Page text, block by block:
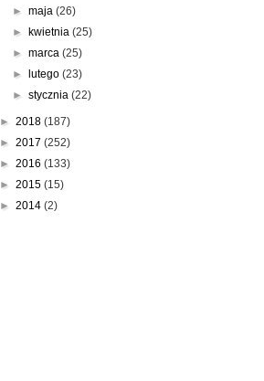
►maja(26)
► kwietnia(25)
►marca(25)
►
lutego(23)
►stycznia(22)
► 2018 (187)
► 2017 (252)
► 2016 (133)
► 2015 (15)
► 2014 (2)